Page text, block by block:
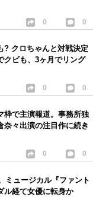
0 0
? クロちゃんと対戦決定
クビも、3ヶ月でリング
0 0
枠で主演報道。事務所独
奈々出演の注目作に続き
0 0
ミュージカル『ファント
ル経て女優に転身か